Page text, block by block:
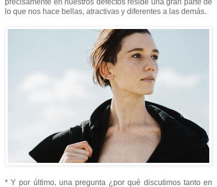
lo que nos hace bellas, atractivas y diferentes a las demás.
* Y por último, una pregunta ¿por qué discutimos tanto en